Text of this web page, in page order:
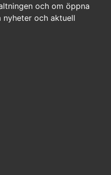
och om öppna
och aktuell